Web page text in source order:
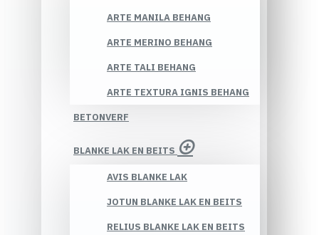
ARTE MANILA BEHANG
ARTE MERINO BEHANG
ARTE TALI BEHANG
ARTE TEXTURA IGNIS BEHANG
BETONVERF
BLANKE LAK EN BEITS
AVIS BLANKE LAK
JOTUN BLANKE LAK EN BEITS
RELIUS BLANKE LAK EN BEITS